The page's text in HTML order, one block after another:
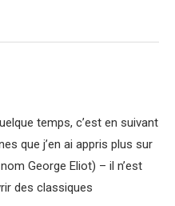
temps, c’est en suivant
que j’en ai appris plus sur
George Eliot) – il n’est
des classiques